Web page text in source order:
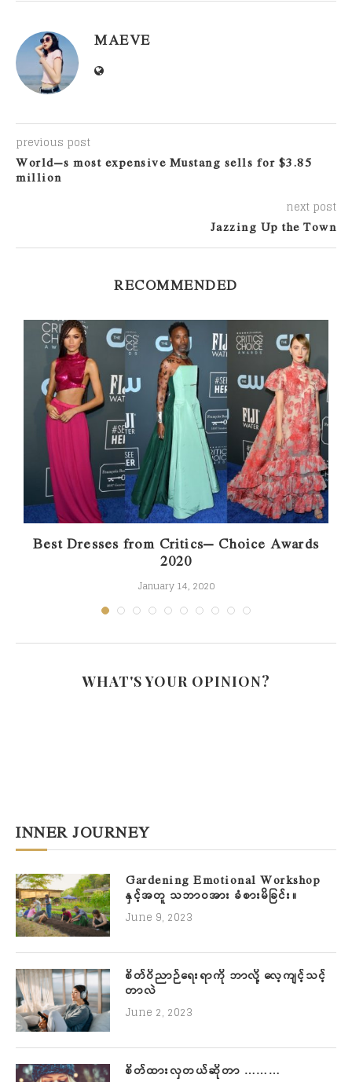
MAEVE
previous post
World’s most expensive Mustang sells for $3.85
million
next post
Jazzing Up the Town
RECOMMENDED
Best Dresses from Critics’ Choice Awards
2020
January 14, 2020
WHAT'S YOUR OPINION?
INNER JOURNEY
Gardening Emotional Workshop
နှင့်အတူ သဘာဝအား ခံစားမိခြင်း။
June 9, 2023
စိတ်ဝိညာဉ်ရေးရာကို ဘာလို့ လေ့ကျင့်သင့်
တာလဲ
June 2, 2023
စိတ်ထားလှတယ်ဆိုတာ ………